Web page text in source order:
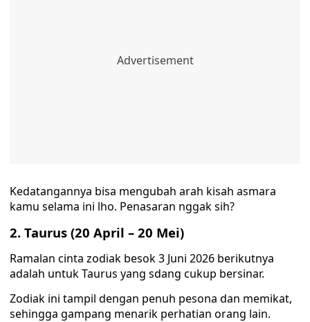
Kedatangannya bisa mengubah arah kisah asmara
kamu selama ini lho. Penasaran nggak sih?
2. Taurus (20 April – 20 Mei)
Ramalan cinta zodiak besok 3 Juni 2026 berikutnya
adalah untuk Taurus yang sdang cukup bersinar.
Zodiak ini tampil dengan penuh pesona dan memikat,
sehingga gampang menarik perhatian orang lain.